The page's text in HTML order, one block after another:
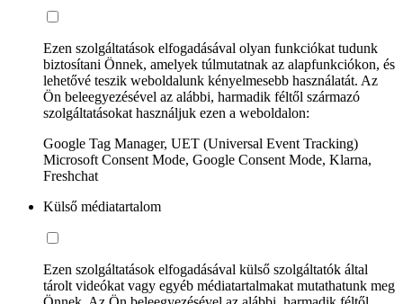
Ezen szolgáltatások elfogadásával olyan funkciókat tudunk
biztosítani Önnek, amelyek túlmutatnak az alapfunkciókon, és
lehetővé teszik weboldalunk kényelmesebb használatát. Az
Ön beleegyezésével az alábbi, harmadik féltől származó
szolgáltatásokat használjuk ezen a weboldalon:
Google Tag Manager, UET (Universal Event Tracking)
Microsoft Consent Mode, Google Consent Mode, Klarna,
Freshchat
Külső médiatartalom
Ezen szolgáltatások elfogadásával külső szolgáltatók által
tárolt videókat vagy egyéb médiatartalmakat mutathatunk meg